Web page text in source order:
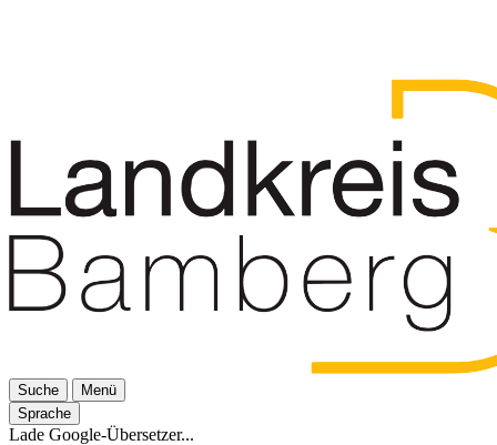
Suche
Menü
Sprache
Lade Google-Übersetzer...